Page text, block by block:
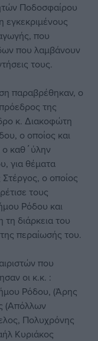
Ποδοσφαίρου
που
που λαμβάνουν
τους.
παραβρέθηκαν, ο
της
κ. Διακοφώτη
ο οποίος και
ο καθ΄ύλην
για θέματα
ο οποίος
τους
Ρόδου και
διάρκεια του
περαίωσής του.
που
οι κ.κ. :
Ρόδου, (Άρης
(Απόλλων
Πολυχρόνης
Κυριάκος